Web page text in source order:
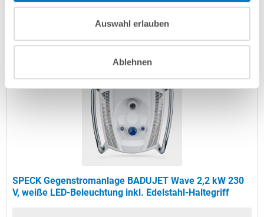
Auswahl erlauben
Ablehnen
In den Warenkorb
SPECK Gegenstromanlage BADUJET Wave 2,2 kW 230
V, weiße LED-Beleuchtung inkl. Edelstahl-Haltegriff